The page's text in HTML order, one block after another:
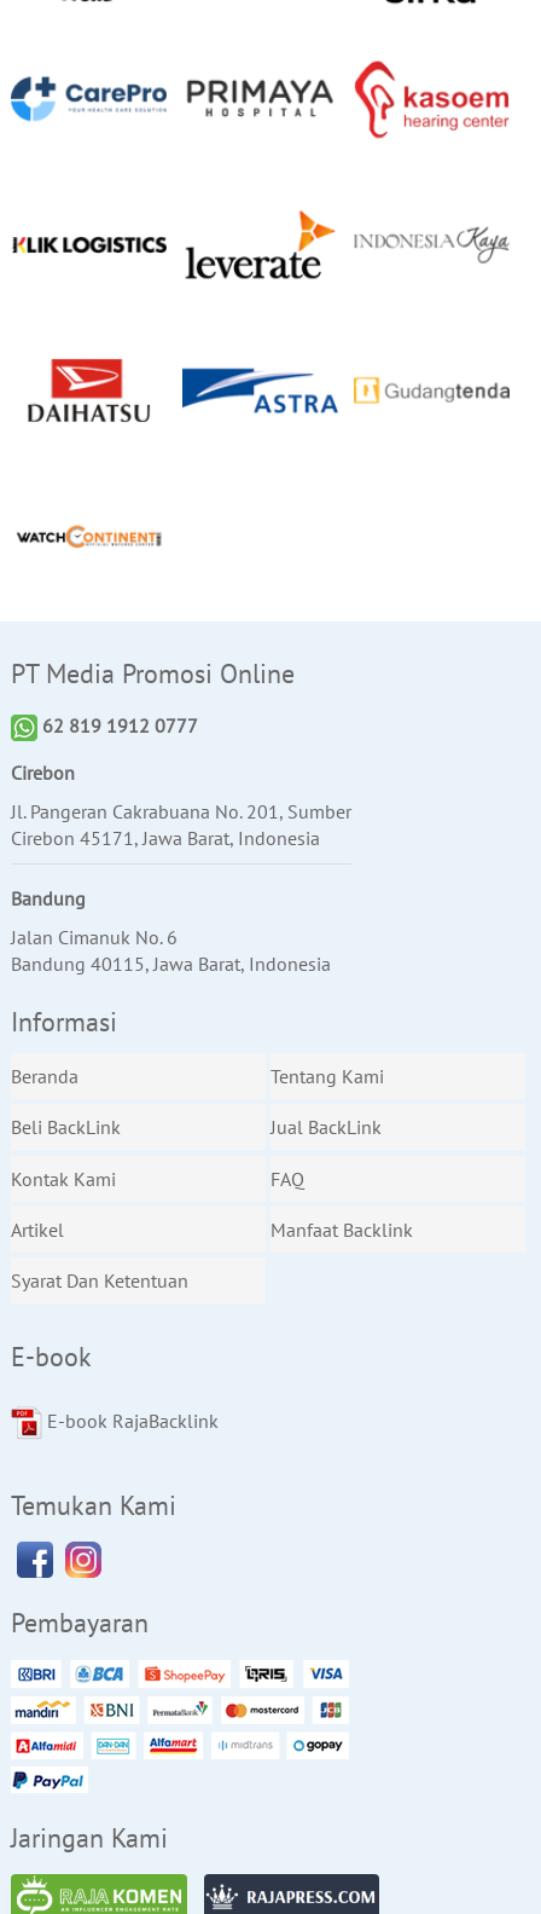
PT Media Promosi Online
62 819 1912 0777
Cirebon
Jl. Pangeran Cakrabuana No. 201, Sumber
Cirebon 45171, Jawa Barat, Indonesia
Bandung
Jalan Cimanuk No. 6
Bandung 40115, Jawa Barat, Indonesia
Informasi
Beranda Tentang Kami
Beli BackLink Jual BackLink
Kontak Kami FAQ
Artikel Manfaat Backlink
Syarat Dan Ketentuan
E-book
E-book RajaBacklink
Temukan Kami
Pembayaran
Jaringan Kami